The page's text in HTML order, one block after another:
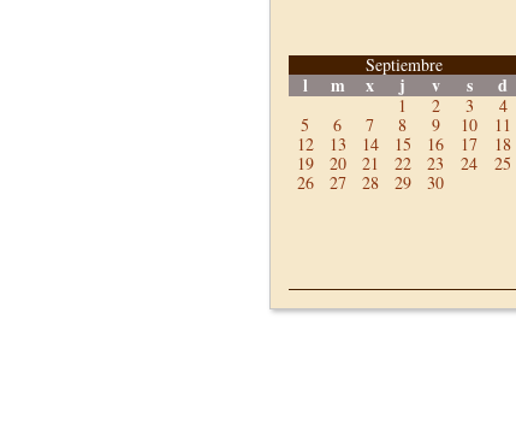
Septiembre
l m x j v s d
1 2 3
4
5
6 7 8 9 10
11
12
13 14 15 16 17
18
19
20 21 22 23 24
25
26
27 28 29 30